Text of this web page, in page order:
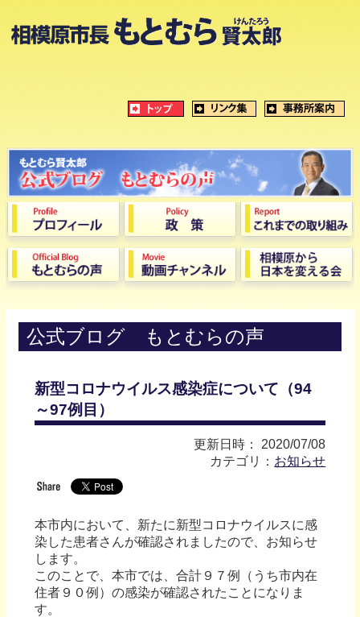
公式ブログ もとむらの声
新型コロナウイルス感染症について（94
～97例目）
更新日時： 2020/07/08
カテゴリ： お知らせ
本市内において、新たに新型コロナウイルスに感
染した患者さんが確認されましたので、お知らせ
します。
このことで、本市では、合計９７例（うち市内在
住者９０例）の感染が確認されたことになりま
す。